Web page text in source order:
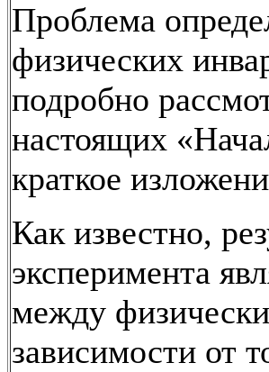
Проблема
физических
подробно
настоящих
краткое
Как известно,
эксперимента
между
зависимости от